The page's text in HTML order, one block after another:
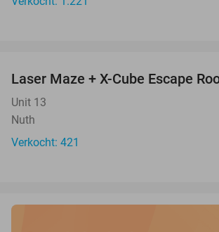
Laser Maze + X-Cube Escape
Unit 13
Nuth
Verkocht: 421